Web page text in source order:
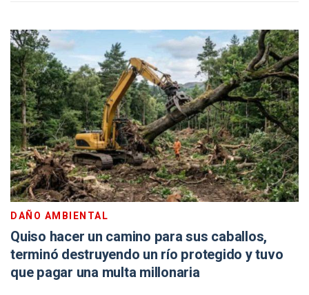
DAÑO AMBIENTAL
Quiso hacer un camino para sus caballos,
terminó destruyendo un río protegido y tuvo
que pagar una multa millonaria